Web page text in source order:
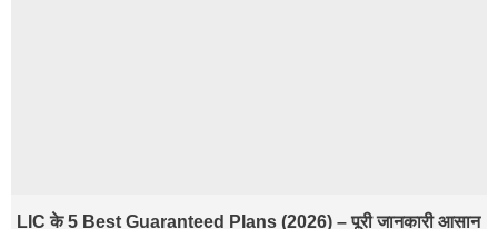
LIC के 5 Best Guaranteed Plans (2026) – पूरी जानकारी आसान